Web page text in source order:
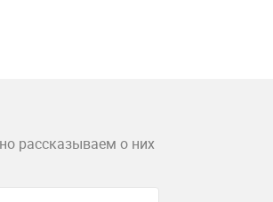
рассказываем о них